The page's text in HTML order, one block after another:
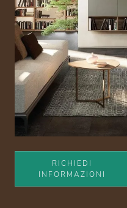
RICHIEDI
INFORMAZIONI